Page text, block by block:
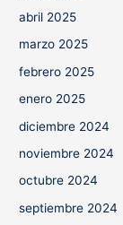
abril 2025
marzo 2025
febrero 2025
enero 2025
diciembre 2024
noviembre 2024
octubre 2024
septiembre 2024